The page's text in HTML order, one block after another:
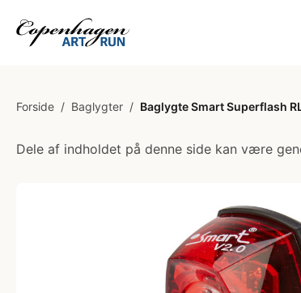
Forside / Baglygter / Baglygte Smart Superflash
Dele af indholdet på denne side kan være